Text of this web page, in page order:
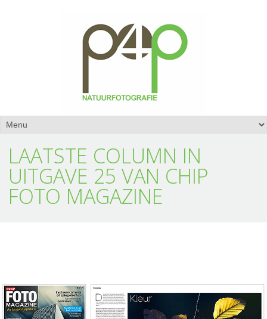
LAATSTE COLUMN IN
UITGAVE 25 VAN CHIP
FOTO MAGAZINE